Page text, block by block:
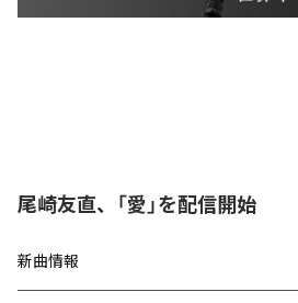
尾崎友直、「愛」を配信開始
新曲情報